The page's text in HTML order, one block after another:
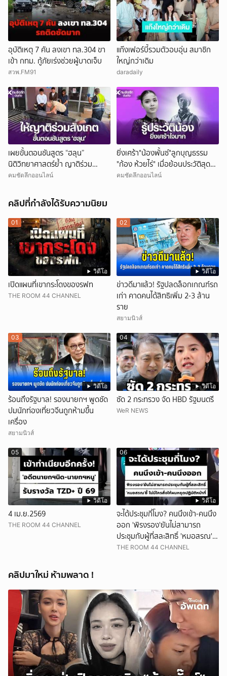
อุบัติเหตุ 7 คัน ลงเขา ทล.304 ขา
เข้า กทม. กู้ภัยเร่งช่วยผู้บาดเจ็บ
สวพ.FM91
แก๊งเฟอร์บี้รวมตัวอบอุ่น สมาชิก
ใหญ่กว่าเดิม
daradaily
เผยขั้นตอนชันสูตร “ฮลุน”
นิติวิทยาศาสตร์ย้ำ ญาติร่วม
สังเกตการณ์ได้จนเสร็จสิ้น
คมชัดลึกออนไลน์
ยิ่งเศร้า"น้องพั้นซ์"ลูกบุญธรรม
"ก้อง ห้วยไร่" เมื่อย้อนประวัติสุดน่า
สงสาร
คมชัดลึกออนไลน์
คลิปที่กำลังได้รับความนิยม
วิดีโอ
01
เปิดแผนที่เขากระโดงของรฟท
THE ROOM 44 CHANNEL
วิดีโอ
02
ข่าวดีมาแล้ว! รัฐปลดล็อกเกณฑ์รถ
เก่า คาดคนได้สิทธิเพิ่ม 2-3 ล้าน
ราย
สยามนิวส์
วิดีโอ
03
ร้อนถึงรัฐบาล! รองนายกฯ พูดชัด
ปมนักท่องเที่ยวจีนถูกห้ามขึ้น
เครื่อง
สยามนิวส์
วิดีโอ
04
ซัด 2 กระทรวง จัด HBD รัฐมนตรี
WeR NEWS
วิดีโอ
05
4 เม.ย.2569
THE ROOM 44 CHANNEL
วิดีโอ
06
จะได้ประชุมกี่โมง? คนนึงเข้า-คนนึง
ออก 'พิรงรอง'ยันไม่สามารถ
ประชุมกับผู้ที่สละสิทธิ์ 'หมอสรณ'ชี้
ไม่มีใครสั่งให้ผมหยุดปฏิบัติหน้าที่
THE ROOM 44 CHANNEL
คลิปมาใหม่ ห้ามพลาด !